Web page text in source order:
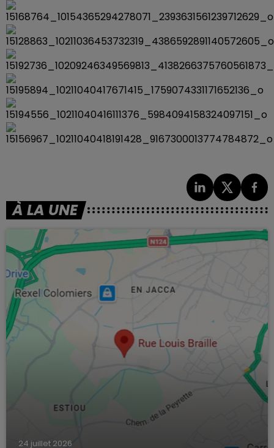
À LA UNE
24 juillet 2026